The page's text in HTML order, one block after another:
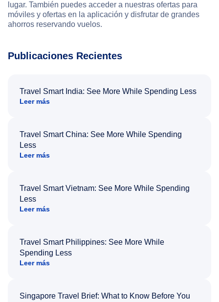
lugar. También puedes acceder a nuestras ofertas para
móviles y ofertas en la aplicación y disfrutar de grandes
ahorros reservando vuelos.
Publicaciones Recientes
Travel Smart India: See More While Spending Less
Leer más
Travel Smart China: See More While Spending
Less
Leer más
Travel Smart Vietnam: See More While Spending
Less
Leer más
Travel Smart Philippines: See More While
Spending Less
Leer más
Singapore Travel Brief: What to Know Before You